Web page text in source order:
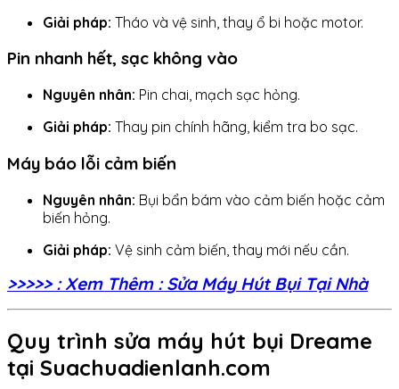
Giải pháp: Tháo và vệ sinh, thay ổ bi hoặc motor.
Pin nhanh hết, sạc không vào
Nguyên nhân: Pin chai, mạch sạc hỏng.
Giải pháp: Thay pin chính hãng, kiểm tra bo sạc.
Máy báo lỗi cảm biến
Nguyên nhân: Bụi bẩn bám vào cảm biến hoặc cảm
biến hỏng.
Giải pháp: Vệ sinh cảm biến, thay mới nếu cần.
>>>>> : Xem Thêm : Sửa Máy Hút Bụi Tại Nhà
Quy trình sửa máy hút bụi Dreame
tại Suachuadienlanh.com